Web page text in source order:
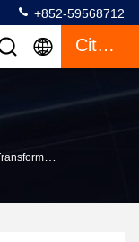
+852-59568712
Citações
De 23,8 Polegadas